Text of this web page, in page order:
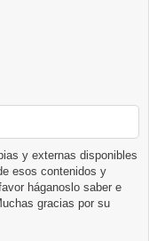
y externas disponibles
esos contenidos y
háganoslo saber e
gracias por su